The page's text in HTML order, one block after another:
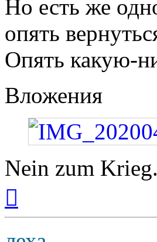
Но есть же
опять
Опять какую-
Вложения
Nein zum Krieg.
началу